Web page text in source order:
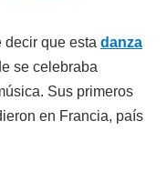
decir que esta danza
se celebraba
Sus primeros
en Francia, país